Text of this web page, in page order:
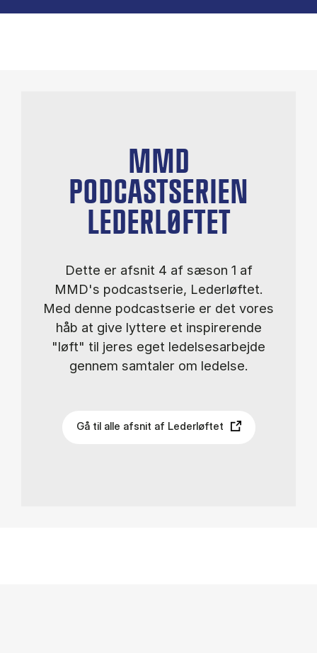
MMD
PODCASTSERIEN
LEDERLØFTET
Dette er afsnit 4 af sæson 1 af
MMD's podcastserie, Lederløftet.
Med denne podcastserie er det vores
håb at give lyttere et inspirerende
"løft" til jeres eget ledelsesarbejde
gennem samtaler om ledelse.
Gå til alle afsnit af Lederløftet